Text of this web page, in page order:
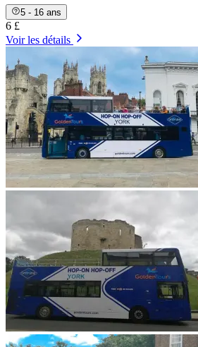
5 - 16 ans
6 £
Voir les détails